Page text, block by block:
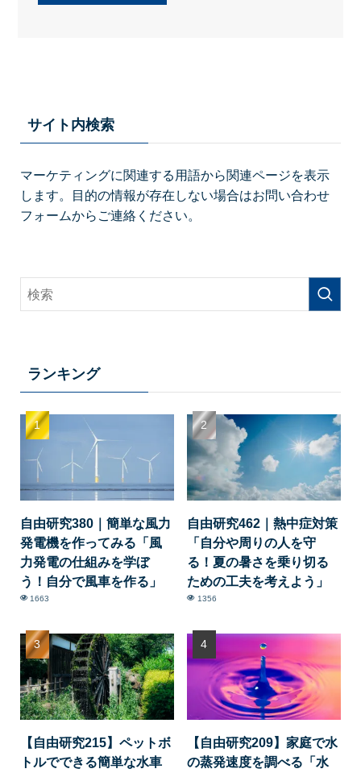
サイト内検索
マーケティングに関連する用語から関連ページを表示
します。目的の情報が存在しない場合はお問い合わせ
フォームからご連絡ください。
ランキング
自由研究380｜簡単な風力
発電機を作ってみる「風
力発電の仕組みを学ぼ
う！自分で風車を作る」
1663
自由研究462｜熱中症対策
「自分や周りの人を守
る！夏の暑さを乗り切る
ための工夫を考えよう」
1356
【自由研究215】ペットボ
トルでできる簡単な水車
【自由研究209】家庭で水
の蒸発速度を調べる「水